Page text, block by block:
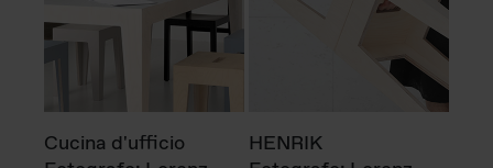
Cucina d'ufficio
HENRIK